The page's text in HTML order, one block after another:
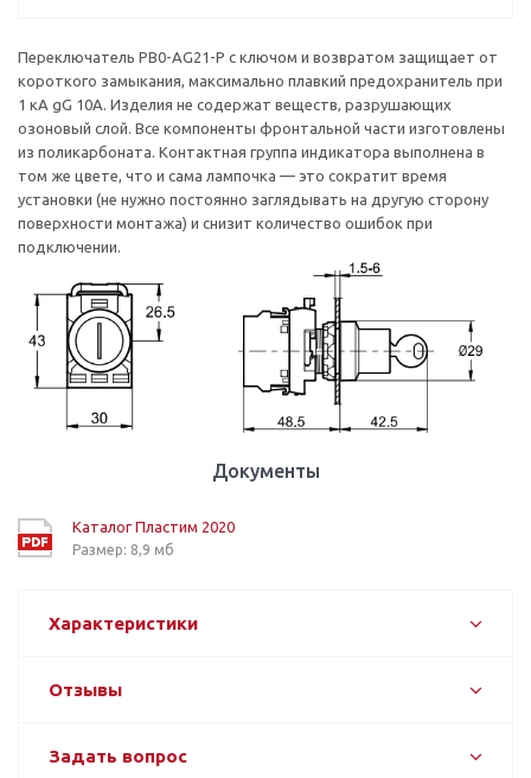
Переключатель PB0-AG21-P с ключом и возвратом защищает от
короткого замыкания, максимально плавкий предохранитель при
1 кА gG 10А. Изделия не содержат веществ, разрушающих
озоновый слой. Все компоненты фронтальной части изготовлены
из поликарбоната. Контактная группа индикатора выполнена в
том же цвете, что и сама лампочка — это сократит время
установки (не нужно постоянно заглядывать на другую сторону
поверхности монтажа) и снизит количество ошибок при
подключении.
Документы
Каталог Пластим 2020
Размер: 8,9 мб
Характеристики
Отзывы
Задать вопрос